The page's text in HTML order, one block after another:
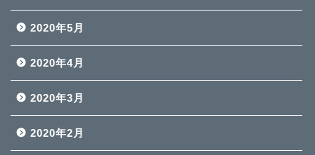
2020年5月
2020年4月
2020年3月
2020年2月